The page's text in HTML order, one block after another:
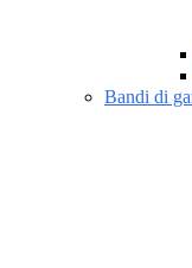
Bandi di